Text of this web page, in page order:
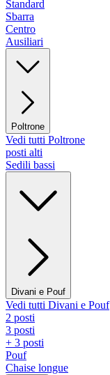
Standard
Sbarra
Centro
Ausiliari
Poltrone
Vedi tutti Poltrone
posti alti
Sedili bassi
Divani e Pouf
Vedi tutti Divani e Pouf
2 posti
3 posti
+ 3 posti
Pouf
Chaise longue